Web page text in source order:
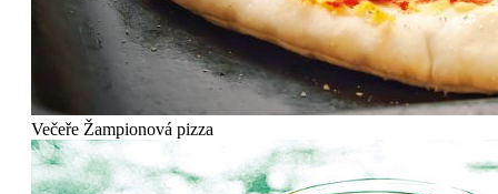
Večeře Žampionová pizza